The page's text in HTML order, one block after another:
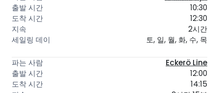
10:30
12:30
2시간
토, 일, 월, 화, 수, 목
Eckerö Line
12:00
14:15